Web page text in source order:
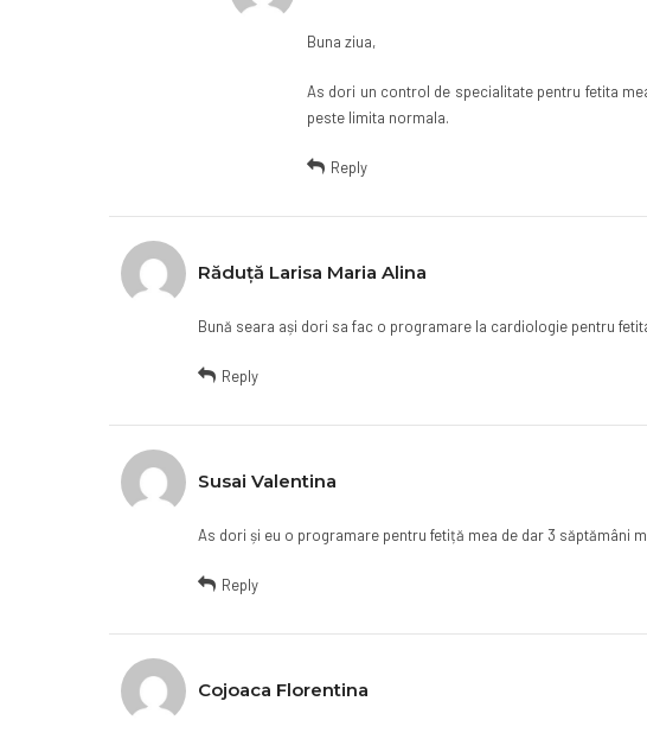
Buna ziua,
As dori un control de specialitate pentru fetita
peste limita normala.
Reply
Răduță Larisa Maria Alina
Bună seara ași dori sa fac o programare la cardiologie pentru
Reply
Susai Valentina
As dori și eu o programare pentru fetiță mea de dar 3 săptămâni
Reply
Cojoaca Florentina